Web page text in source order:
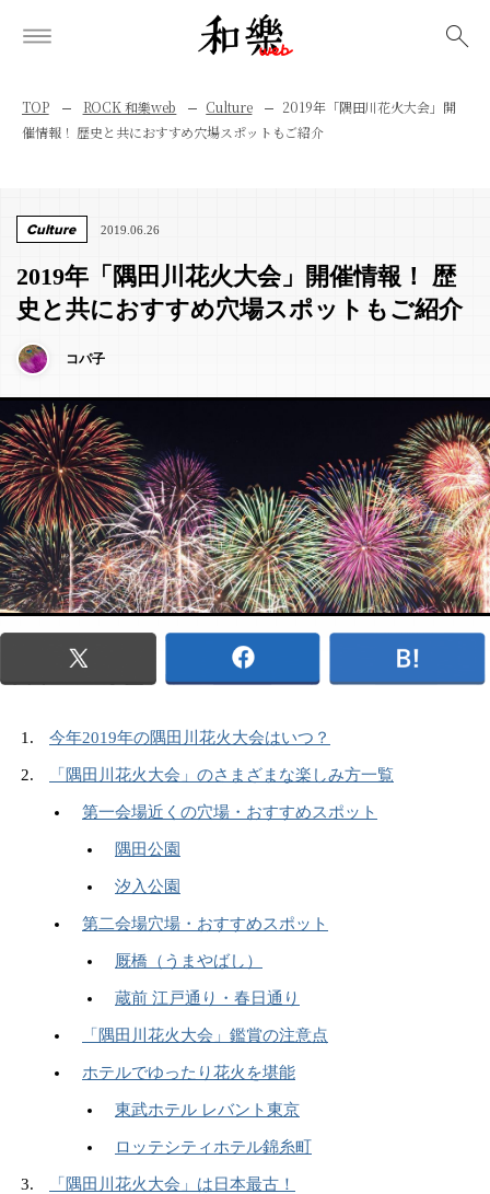
TOP ROCK 和樂web Culture
2019年「隅田川花火大会」開
催情報！ 歴史と共におすすめ穴場スポットもご紹介
Culture 2019.06.26
2019年「隅田川花火大会」開催情報！ 歴
史と共におすすめ穴場スポットもご紹介
コパ子
今年2019年の隅田川花火大会はいつ？
「隅田川花火大会」のさまざまな楽しみ方一覧
第一会場近くの穴場・おすすめスポット
隅田公園
汐入公園
第二会場穴場・おすすめスポット
厩橋（うまやばし）
蔵前 江戸通り・春日通り
「隅田川花火大会」鑑賞の注意点
ホテルでゆったり花火を堪能
東武ホテル レバント東京
ロッテシティホテル錦糸町
「隅田川花火大会」は日本最古！